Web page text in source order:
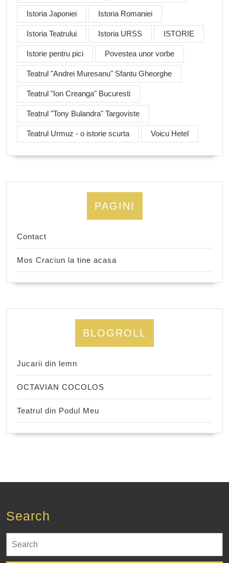
Istoria Japoniei Istoria Romaniei
Istoria Teatrului Istoria URSS ISTORIE
Istorie pentru pici Povestea unor vorbe
Teatrul "Andrei Muresanu" Sfantu Gheorghe
Teatrul "Ion Creanga" Bucuresti
Teatrul "Tony Bulandra" Targoviste
Teatrul Urmuz - o istorie scurta Voicu Hetel
PAGINI
Contact
Mos Craciun la tine acasa
BLOGROLL
Jucarii din lemn
OCTAVIAN COCOLOS
Teatrul din Podul Meu
Search
for: